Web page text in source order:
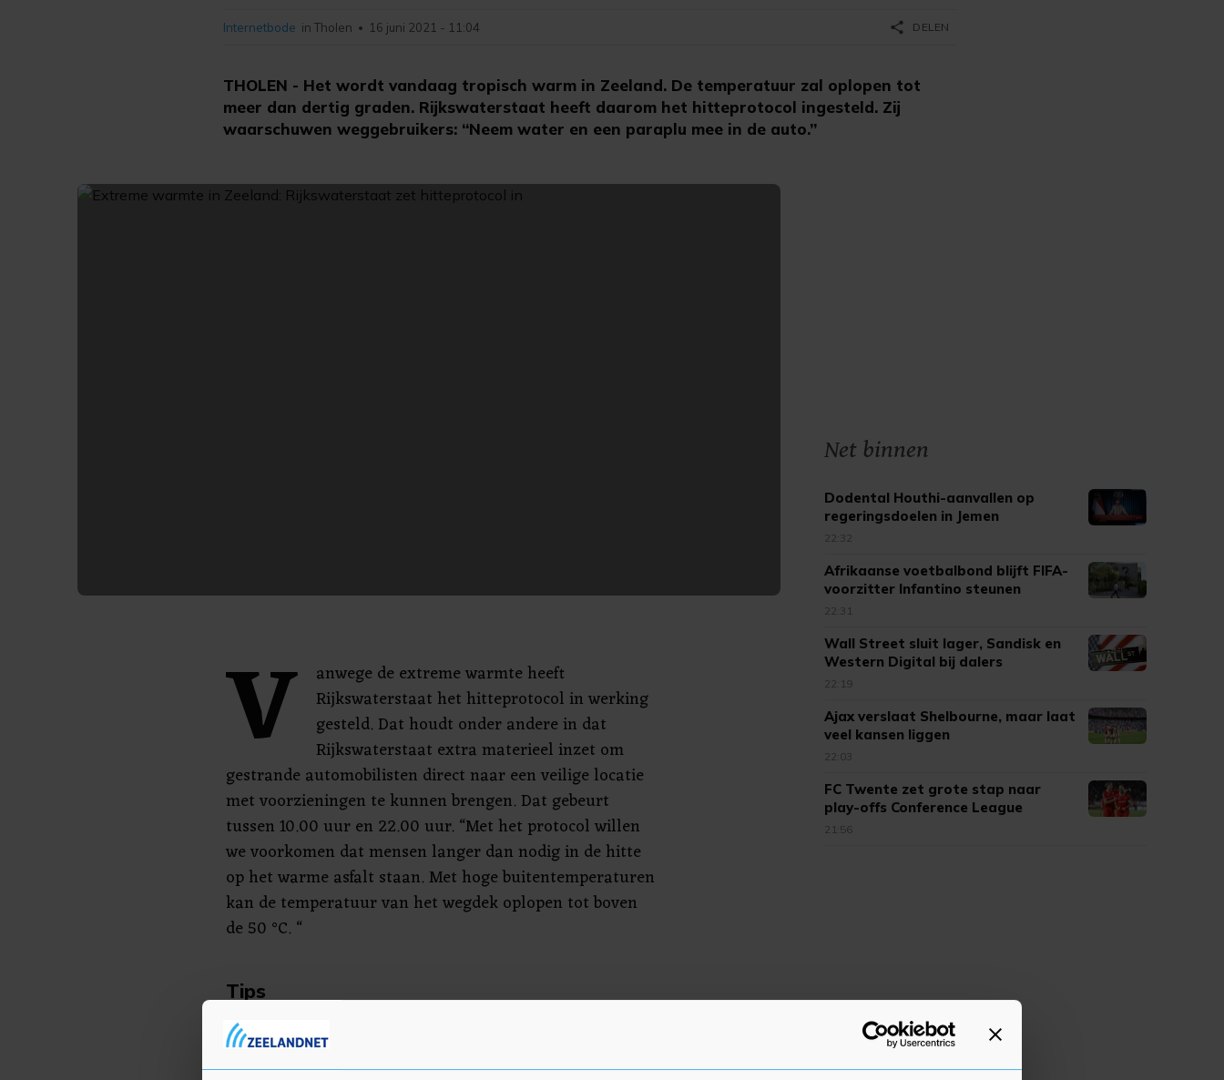
THOLEN - Het wordt vandaag tropisch warm in Zeeland. De temperatuur zal oplopen tot
meer dan dertig graden. Rijkswaterstaat heeft daarom het hitteprotocol ingesteld. Zij
waarschuwen weggebruikers: “Neem water en een paraplu mee in de auto.”
Internetbode in Tholen • 16 juni 2021 - 11:04 share DELEN
V
anwege de extreme warmte heeft
Rijkswaterstaat het hitteprotocol in werking
gesteld. Dat houdt onder andere in dat
Rijkswaterstaat extra materieel inzet om
gestrande automobilisten direct naar een veilige locatie
met voorzieningen te kunnen brengen. Dat gebeurt
tussen 10.00 uur en 22.00 uur. “Met het protocol willen
we voorkomen dat mensen langer dan nodig in de hitte
op het warme asfalt staan. Met hoge buitentemperaturen
kan de temperatuur van het wegdek oplopen tot boven
de 50 °C. “
Tips
Rijkswaterstaat adviseert automobilisten bovendien om
goed voorbereid op weg te gaan. Neem bijvoorbeeld
Net binnen
Dodental Houthi-aanvallen op
regeringsdoelen in Jemen
opgelopen
22:32
Afrikaanse voetbalbond blijft FIFA-
voorzitter Infantino steunen
22:31
Wall Street sluit lager, Sandisk en
Western Digital bij dalers
22:19
Ajax verslaat Shelbourne, maar laat
veel kansen liggen
22:03
FC Twente zet grote stap naar
play-offs Conference League
21:56